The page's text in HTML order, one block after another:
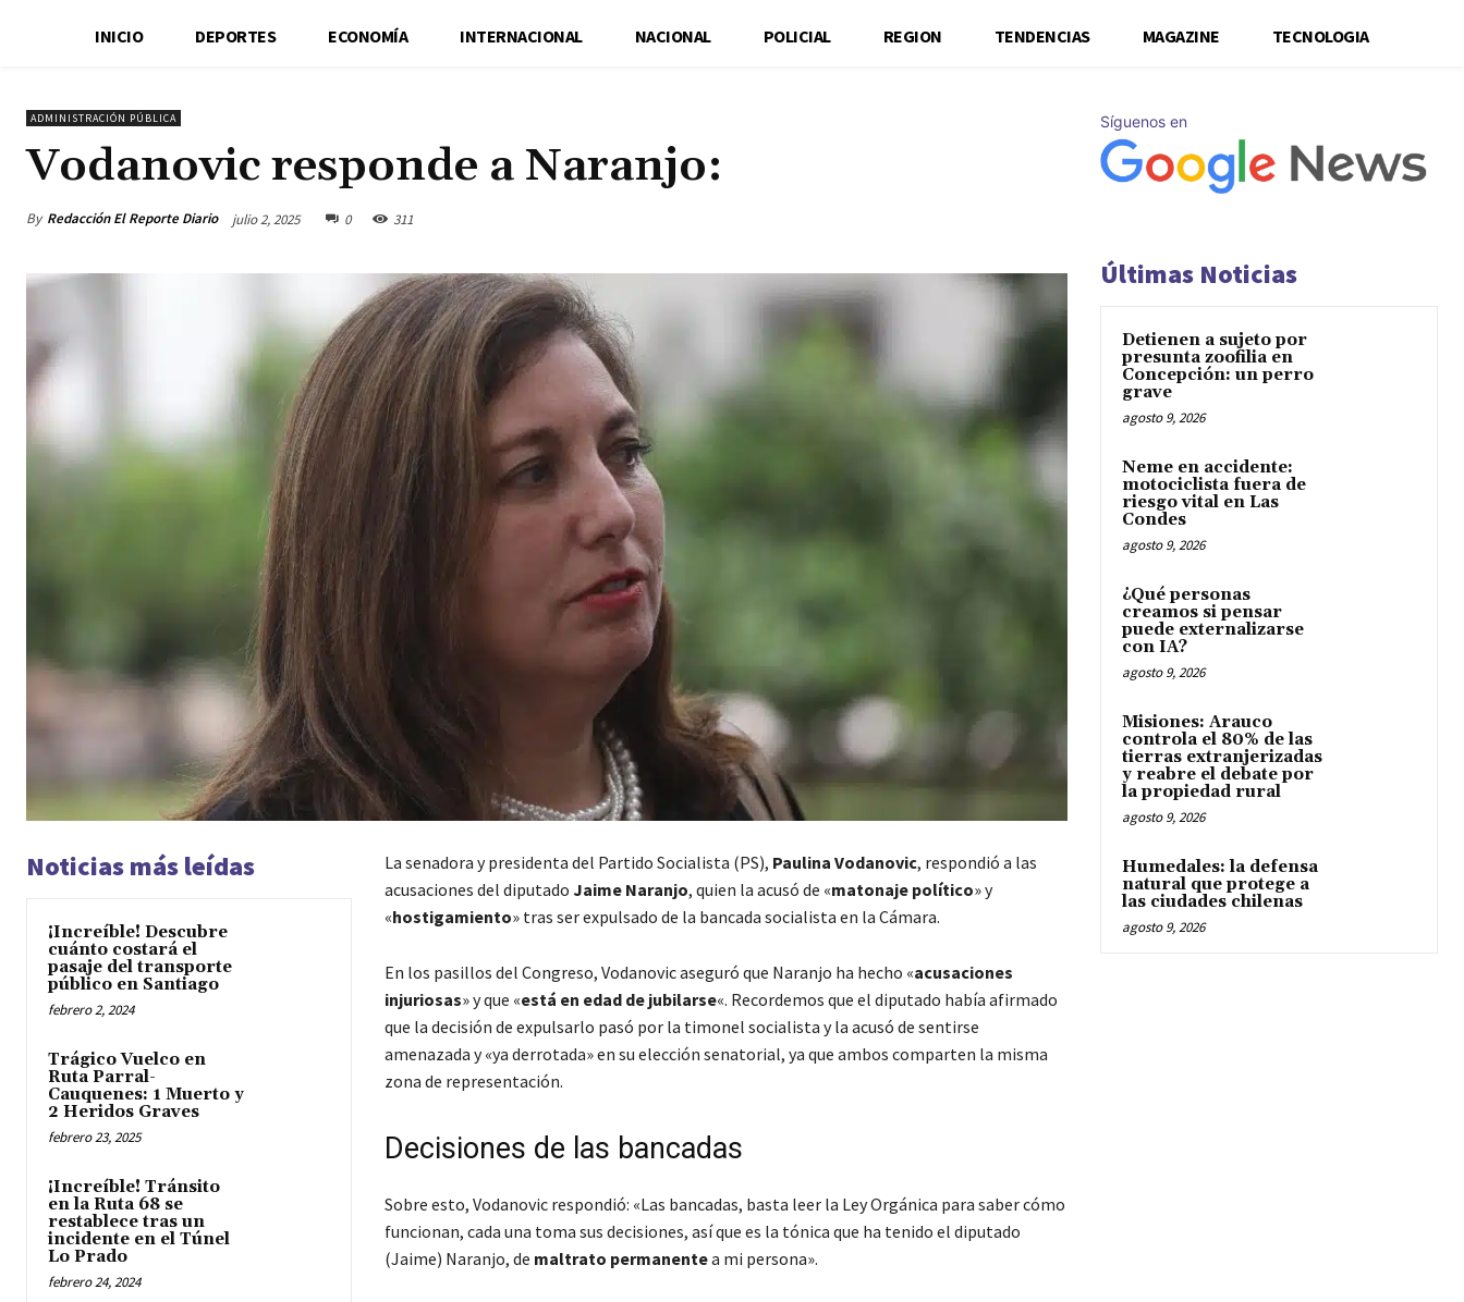
INICIO DEPORTES ECONOMÍA INTERNACIONAL NACIONAL POLICIAL REGION TENDENCIAS MAGAZINE TECNOLOGIA
ADMINISTRACIÓN PÚBLICA
Vodanovic responde a Naranjo:
By Redacción El Reporte Diario julio 2, 2025 0 311
Noticias más leídas
¡Increíble! Descubre
cuánto costará el
pasaje del transporte
público en Santiago
febrero 2, 2024
Trágico Vuelco en
Ruta Parral-
Cauquenes: 1 Muerto y
2 Heridos Graves
febrero 23, 2025
¡Increíble! Tránsito
en la Ruta 68 se
restablece tras un
incidente en el Túnel
Lo Prado
febrero 24, 2024
La senadora y presidenta del Partido Socialista (PS), Paulina Vodanovic, respondió a las
acusaciones del diputado Jaime Naranjo, quien la acusó de «matonaje político» y
«hostigamiento» tras ser expulsado de la bancada socialista en la Cámara.
En los pasillos del Congreso, Vodanovic aseguró que Naranjo ha hecho «acusaciones
injuriosas» y que «está en edad de jubilarse«. Recordemos que el diputado había afirmado
que la decisión de expulsarlo pasó por la timonel socialista y la acusó de sentirse
amenazada y «ya derrotada» en su elección senatorial, ya que ambos comparten la misma
zona de representación.
Decisiones de las bancadas
Sobre esto, Vodanovic respondió: «Las bancadas, basta leer la Ley Orgánica para saber cómo
funcionan, cada una toma sus decisiones, así que es la tónica que ha tenido el diputado
(Jaime) Naranjo, de maltrato permanentea mi persona».
Síguenos en
Últimas Noticias
Detienen a sujeto por
presunta zoofilia en
Concepción: un perro
grave
agosto 9, 2026
Neme en accidente:
motociclista fuera de
riesgo vital en Las
Condes
agosto 9, 2026
¿Qué personas
creamos si pensar
puede externalizarse
con IA?
agosto 9, 2026
Misiones: Arauco
controla el 80% de las
tierras extranjerizadas
y reabre el debate por
la propiedad rural
agosto 9, 2026
Humedales: la defensa
natural que protege a
las ciudades chilenas
agosto 9, 2026